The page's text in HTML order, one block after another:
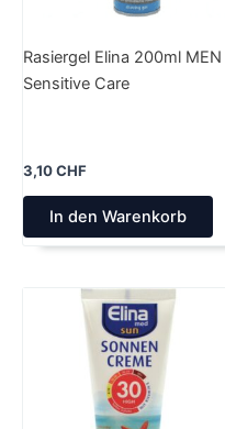
Rasiergel Elina 200ml MEN
Sensitive Care
3,10CHF
In den Warenkorb